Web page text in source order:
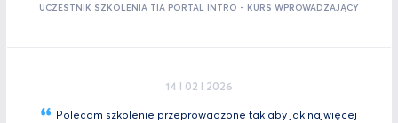
UCZESTNIK SZKOLENIA TIA PORTAL INTRO - KURS WPROWADZAJĄCY
14 I 02 I 2026
Polecam szkolenie przeprowadzone tak aby jak najwięcej